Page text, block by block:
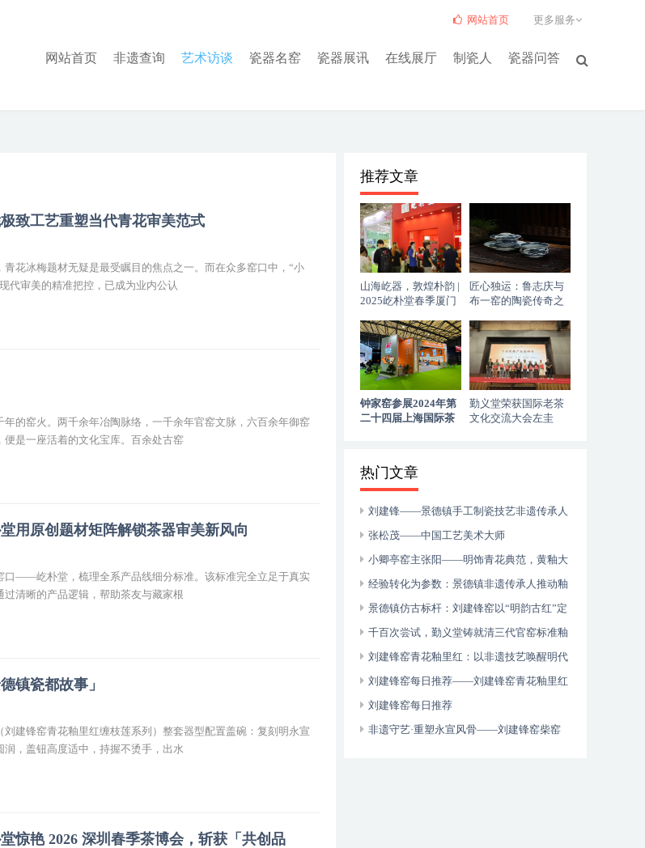
网站首页 非遗查询 艺术访谈 瓷器名窑 瓷器展讯 在线展厅 制瓷人 瓷器问答
网站首页 更多服务
致工艺重塑当代青花审美范式
花冰梅题材无疑是最受瞩目的焦点之一。而在众多窑口中，“小
代审美的精准把控，已成为业内公认
的窑火。两千余年冶陶脉络，一千余年官窑文脉，六百余年御窑
是一座活着的文化宝库。百余处古窑
用原创题材矩阵解锁茶器审美新风向
口——屹朴堂，梳理全系产品线细分标准。该标准完全立足于真实
清晰的产品逻辑，帮助茶友与藏家根
镇瓷都故事」
建锋窑青花釉里红缠枝莲系列）整套器型配置盖碗：复刻明永宣
，盖钮高度适中，持握不烫手，出水
惊艳 2026 深圳春季茶博会，斩获「共创品
推荐文章
山海屹器，敦煌朴韵 |
2025屹朴堂春季厦门
以釉里红美学，续写
东方茶器传奇
匠心独运：鲁志庆与
布一窑的陶瓷传奇之
钟家窑参展2024年第
二十四届上海国际茶
勤义堂荣获国际老茶
文化交流大会左圭
热门文章
刘建锋——景德镇手工制瓷技艺非遗传承人
张松茂——中国工艺美术大师
小卿亭窑主张阳——明饰青花典范，黄釉大
咖的匠心独运
经验转化为参数：景德镇非遗传承人推动釉
里红技艺标准化
景德镇仿古标杆：刘建锋窑以“明韵古红”定
义当代釉里红审美
千百次尝试，勤义堂铸就清三代官窑标准釉
里红
刘建锋窑青花釉里红：以非遗技艺唤醒明代
官窑的“古拙”气韵
刘建锋窑每日推荐——刘建锋窑青花釉里红
龙纹系列
刘建锋窑每日推荐
非遗守艺·重塑永宣风骨——刘建锋窑柴窑